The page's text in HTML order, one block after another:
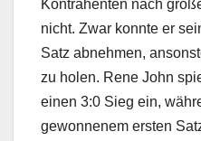
Kontrahenten nach
nicht. Zwar konnte er
Satz abnehmen,
zu holen. Rene John
einen 3:0 Sieg ein,
gewonnenem ersten